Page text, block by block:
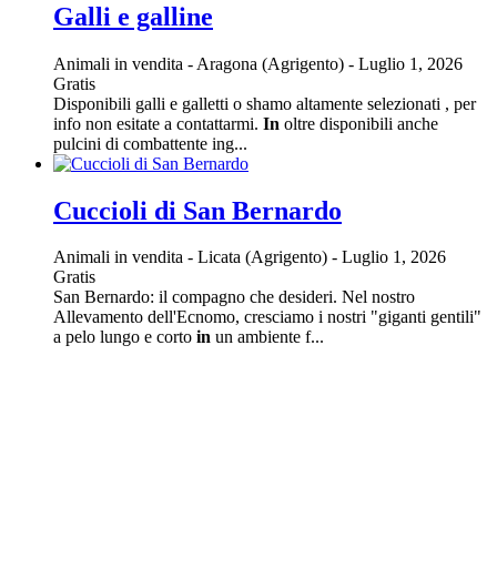
Galli e galline
Animali in vendita - Aragona (Agrigento) - Luglio 1, 2026
Gratis
Disponibili galli e galletti o shamo altamente selezionati , per
info non esitate a contattarmi. In oltre disponibili anche
pulcini di combattente ing...
Cuccioli di San Bernardo
Animali in vendita - Licata (Agrigento) - Luglio 1, 2026
Gratis
San Bernardo: il compagno che desideri. Nel nostro
Allevamento dell'Ecnomo, cresciamo i nostri "giganti gentili"
a pelo lungo e corto in un ambiente f...